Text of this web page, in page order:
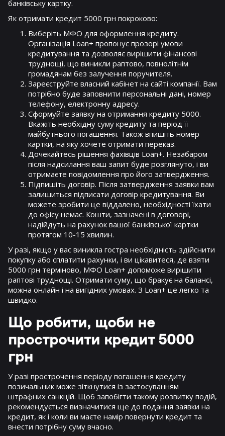
банківську картку.
Як отримати кредит 5000 грн покроково:
Виберіть МФО для оформлення кредиту.
Організація Loan+ пропонує прозорі умови
кредитування та дозволяє вирішити фінансові
труднощі, що виникли раптово, повнолітнім
громадянам без залучення поручителя.
Зареєструйте власний кабінет на сайті компанії. Вам
потрібно буде заповнити персональні дані, номер
телефону, електронну адресу.
Сформуйте заявку на отримання кредиту 5000.
Вкажіть необхідну суму кредиту та період її
майбутнього погашення. Також впишіть номер
картки, на яку хочете отримати переказ.
Дочекайтесь рішення фахівців Loan+. Незабаром
після надсилання ваш запит буде розглянуто, і ви
отримаєте повідомлення про його затвердження.
Підпишіть договір. Після затвердження заявки вам
залишиться підписати договір кредитування. Ви
можете зробити це віддалено, необхідності їхати
до офісу немає. Кошти, зазначені в договорі,
надійдуть на рахунок вашої банківської картки
протягом 10-15 хвилин.
У разі, якщо у вас виникла гостра необхідність здійснити
покупку або сплатити рахунки, і ви цікавитеся, де взяти
5000 грн терміново, МФО Loan+ допоможе вирішити
раптові труднощі. Отримати суму, що бракує на балансі,
можна онлайн і на вигідних умовах. З Loan+ це легко та
швидко.
Що робити, щоби не
прострочити кредит 5000
грн
У разі прострочення періоду погашення кредиту
позичальник може зіткнутися із застосуванням
штрафних санкцій. Щоб запобігти такому розвитку подій,
рекомендується визначитися ще до подання заявки на
кредит, як і коли ви маєте намір повернути кредит та
внести потрібну суму вчасно.